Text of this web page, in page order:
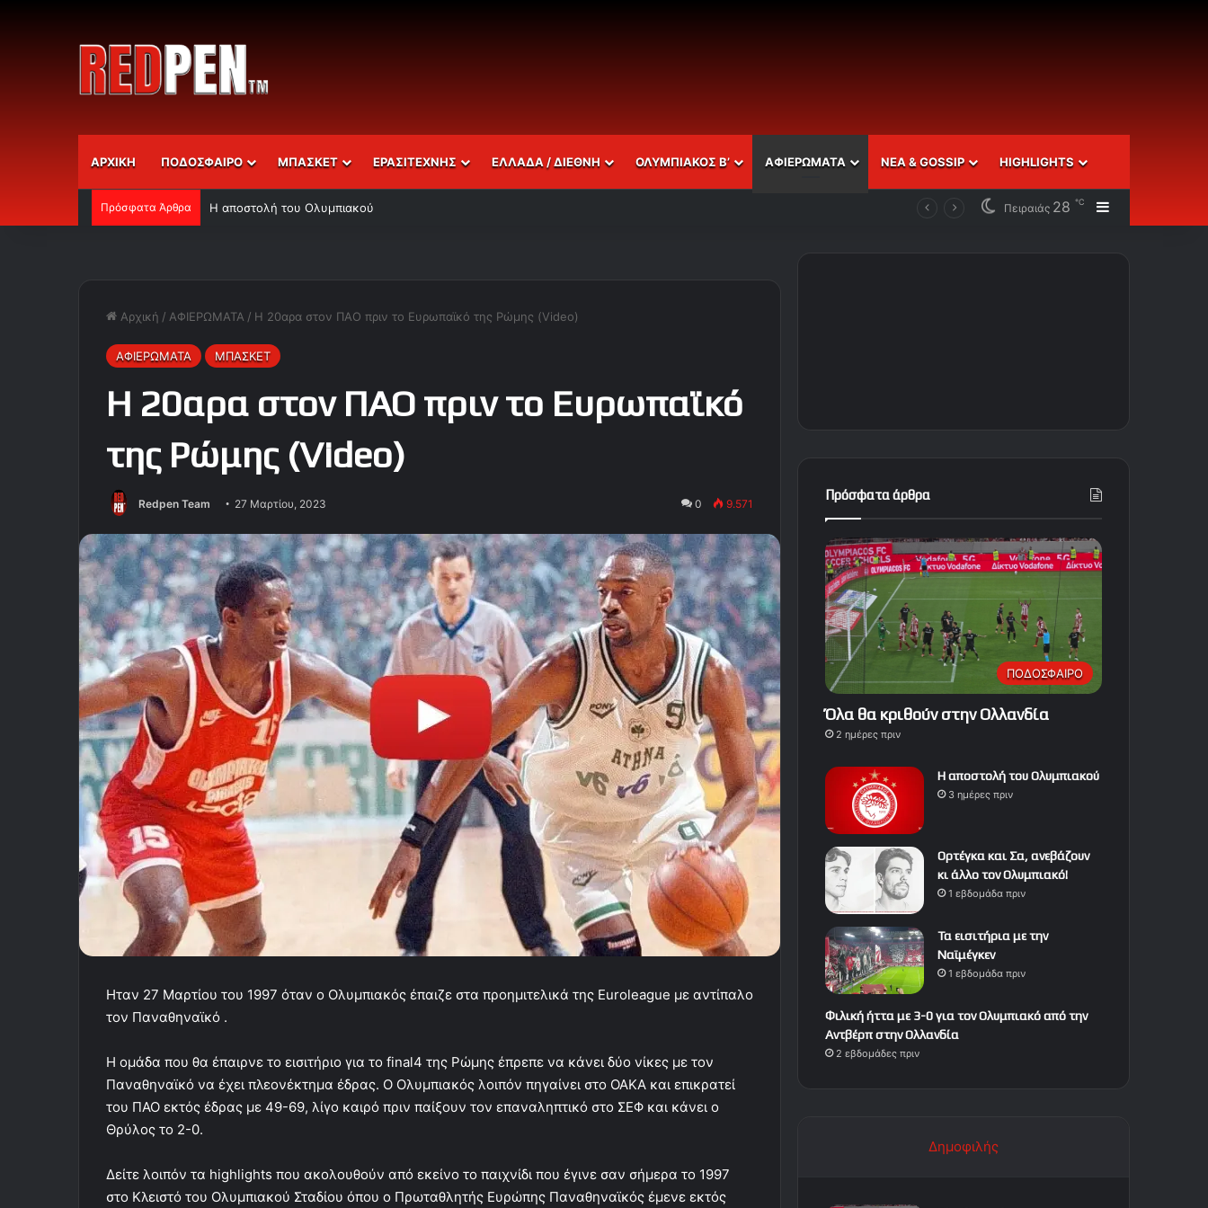
ΑΡΧΙΚΗ ΠΟΔΟΣΦΑΙΡΟ ΜΠΑΣΚΕΤ ΕΡΑΣΙΤΕΧΝΗΣ ΕΛΛΑΔΑ / ΔΙΕΘΝΗ ΟΛΥΜΠΙΑΚΟΣ Β’ ΑΦΙΕΡΩΜΑΤΑ ΝΕΑ & GOSSIP HIGHLIGHTS
Πρόσφατα Άρθρα Η αποστολή του Ολυμπιακού Πειραιάς 28 ℃ Sidebar
Αρχική / ΑΦΙΕΡΩΜΑΤΑ / Η 20αρα στον ΠΑΟ πριν το Ευρωπαϊκό της Ρώμης (Video)
ΑΦΙΕΡΩΜΑΤΑ ΜΠΑΣΚΕΤ
Η 20αρα στον ΠΑΟ πριν το Ευρωπαϊκό
της Ρώμης (Video)
Redpen Team 27 Μαρτίου, 2023 0 9.571
Ηταν 27 Μαρτίου του 1997 όταν ο Ολυμπιακός έπαιζε στα προημιτελικά της Euroleague με αντίπαλο
τον Παναθηναϊκό .
Η ομάδα που θα έπαιρνε το εισιτήριο για το final4 της Ρώμης έπρεπε να κάνει δύο νίκες με τον
Παναθηναϊκό να έχει πλεονέκτημα έδρας. Ο Ολυμπιακός λοιπόν πηγαίνει στο ΟΑΚΑ και επικρατεί
του ΠΑΟ εκτός έδρας με 49-69, λίγο καιρό πριν παίξουν τον επαναληπτικό στο ΣΕΦ και κάνει ο
Θρύλος το 2-0.
Δείτε λοιπόν τα highlights που ακολουθούν από εκείνο το παιχνίδι που έγινε σαν σήμερα το 1997
στο Κλειστό του Ολυμπιακού Σταδίου όπου ο Πρωταθλητής Ευρώπης Παναθηναϊκός έμενε εκτός
Πρόσφατα άρθρα
ΠΟΔΟΣΦΑΙΡΟ
Όλα θα κριθούν στην Ολλανδία
2 ημέρες πριν
Η αποστολή του Ολυμπιακού
3 ημέρες πριν
Ορτέγκα και Σα, ανεβάζουν
κι άλλο τον Ολυμπιακό!
1 εβδομάδα πριν
Τα εισιτήρια με την
Ναϊμέγκεν
1 εβδομάδα πριν
Φιλική ήττα με 3-0 για τον Ολυμπιακό από την
Αντβέρπ στην Ολλανδία
2 εβδομάδες πριν
Δημοφιλής